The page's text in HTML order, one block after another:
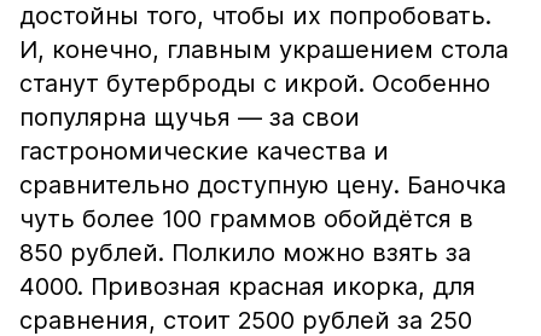
достойны того, чтобы их попробовать.
И, конечно, главным украшением стола
станут бутерброды с икрой. Особенно
популярна щучья — за свои
гастрономические качества и
сравнительно доступную цену. Баночка
чуть более 100 граммов обойдётся в
850 рублей. Полкило можно взять за
4000. Привозная красная икорка, для
сравнения, стоит 2500 рублей за 250